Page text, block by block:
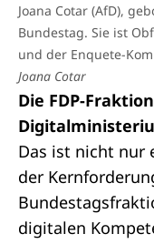
Joana Cotar (AfD),
Bundestag. Sie ist
und der Enquete-
Joana Cotar
Die FDP-
Das ist nicht nur
der
digitalen